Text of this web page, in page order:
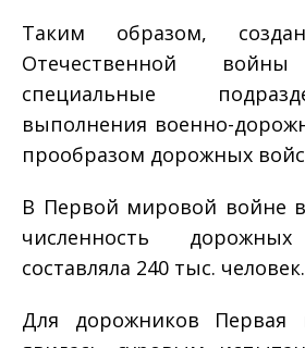
Таким образом,
Отечественной
специальные
выполнения военно-
прообразом дорожных
В Первой мировой войне
численность
составляла 240 тыс. человек.
Для дорожников Первая